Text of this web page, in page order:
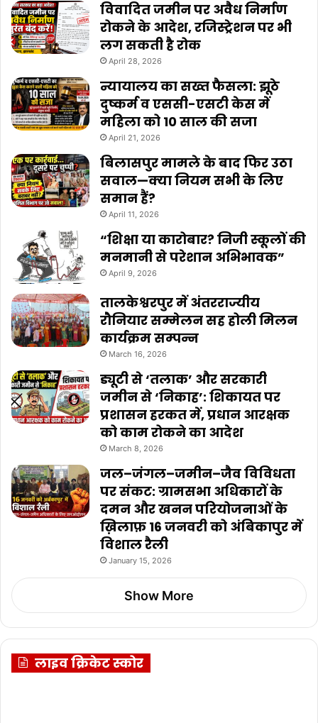
विवादित जमीन पर अवैध निर्माण
रोकने के आदेश, रजिस्ट्रेशन पर भी
लग सकती है रोक
April 28, 2026
न्यायालय का सख्त फैसला: झूठे
दुष्कर्म व एससी-एसटी केस में
महिला को 10 साल की सजा
April 21, 2026
बिलासपुर मामले के बाद फिर उठा
सवाल—क्या नियम सभी के लिए
समान हैं?
April 11, 2026
“शिक्षा या कारोबार? निजी स्कूलों की
मनमानी से परेशान अभिभावक”
April 9, 2026
तालकेश्वरपुर में अंतरराज्यीय
रौनियार सम्मेलन सह होली मिलन
कार्यक्रम सम्पन्न
March 16, 2026
ड्यूटी से ‘तलाक’ और सरकारी
जमीन से ‘निकाह’: शिकायत पर
प्रशासन हरकत में, प्रधान आरक्षक
को काम रोकने का आदेश
March 8, 2026
जल–जंगल–जमीन–जैव विविधता
पर संकट: ग्रामसभा अधिकारों के
दमन और खनन परियोजनाओं के
ख़िलाफ़ 16 जनवरी को अंबिकापुर में
विशाल रैली
January 15, 2026
Show More
लाइव क्रिकेट स्कोर